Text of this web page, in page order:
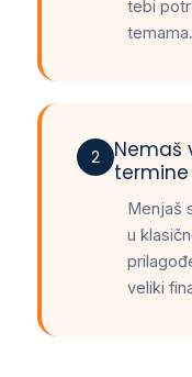
tebi
temama.
2
Nemaš
termine
Menjaš
u
veliki